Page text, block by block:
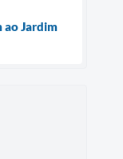
ao Jardim